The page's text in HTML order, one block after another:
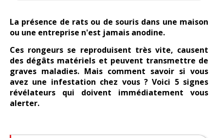
La présence de rats ou de souris dans une maison
ou une entreprise n'est jamais anodine.
Ces rongeurs se reproduisent très vite, causent
des dégâts matériels et peuvent transmettre de
graves maladies. Mais comment savoir si vous
avez une infestation chez vous ? Voici 5 signes
révélateurs qui doivent immédiatement vous
alerter.